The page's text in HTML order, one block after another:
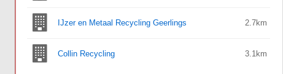
IJzer en Metaal Recycling Geerlings 2.7km
Collin Recycling 3.1km